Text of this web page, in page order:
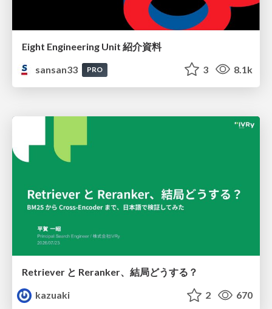
Eight Engineering Unit 紹介資料
sansan33
PRO 3 8.1k
Retriever と Reranker、結局どうする？
kazuaki
2 670